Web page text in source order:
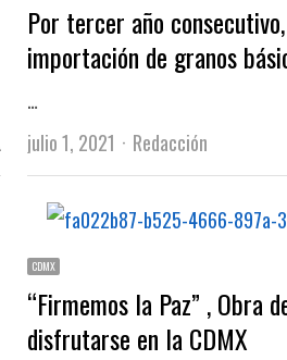
Por tercer año
importación de granos
…
julio 1, 2021
Author
Redacción
CDMX
“Firmemos la Paz” , Obra
disfrutarse en la CDMX